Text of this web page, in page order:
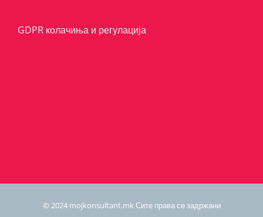
GDPR колачиња и регулација
© 2024 mojkonsultant.mk Сите права се задржани